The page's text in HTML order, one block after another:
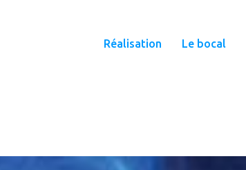
Réalisation Le bocal